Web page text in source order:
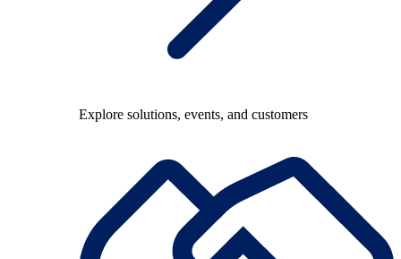
Explore solutions, events, and customers